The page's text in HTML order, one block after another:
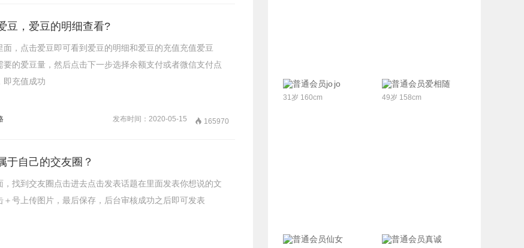
豆，爱豆的明细查看?
面，点击爱豆即可看到爱豆的明细和爱豆的充值充值爱豆
要的爱豆量，然后点击下一步选择余额支付或者微信支付点
即充值成功
发布时间：2020-05-15  165970
于自己的交友圈？
，找到交友圈点击进去点击发表话题在里面发表你想说的文
＋号上传图片，最后保存，后台审核成功之后即可发表
联系Ta
jo jo
31岁 160cm
联系Ta爱相随
49岁 158cm
联系Ta
仙女 联系Ta
真诚